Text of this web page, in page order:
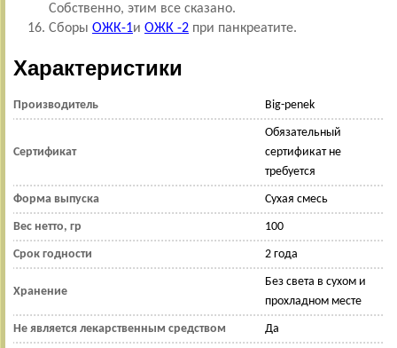
Собственно, этим все сказано.
Сборы ОЖК-1и ОЖК -2 при панкреатите.
Характеристики
Производитель Big-penek
Сертификат
Обязательный
сертификат не
требуется
Форма выпуска Сухая смесь
Вес нетто, гр 100
Срок годности 2 года
Хранение
Без света в сухом и
прохладном месте
Не является лекарственным средством Да